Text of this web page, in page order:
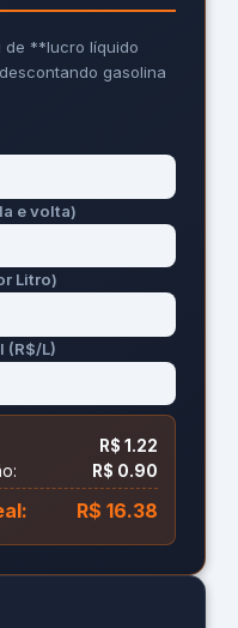
de **lucro líquido
gasolina
e volta)
Litro)
(R$/L)
R$ 1.22
R$ 0.90
R$ 16.38